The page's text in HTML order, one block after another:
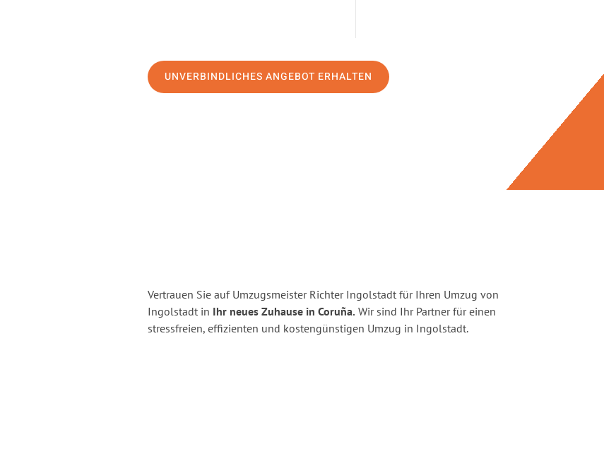
UNVERBINDLICHES ANGEBOT ERHALTEN
Vertrauen Sie auf Umzugsmeister Richter Ingolstadt für Ihren Umzug von
Ingolstadt in Ihr neues Zuhause in Coruña. Wir sind Ihr Partner für einen
stressfreien, effizienten und kostengünstigen Umzug in Ingolstadt.